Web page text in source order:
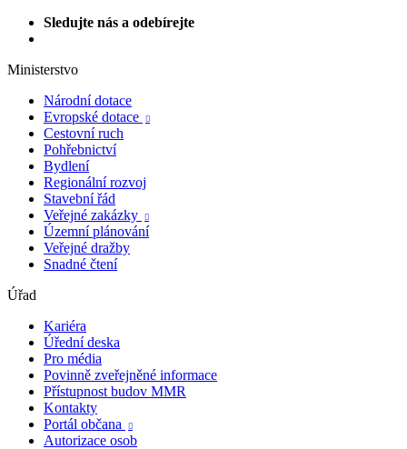
Sledujte nás a odebírejte
Ministerstvo
Národní dotace
Evropské dotace

Cestovní ruch
Pohřebnictví
Bydlení
Regionální rozvoj
Stavební řád
Veřejné zakázky

Územní plánování
Veřejné dražby
Snadné čtení
Úřad
Kariéra
Úřední deska
Pro média
Povinně zveřejněné informace
Přístupnost budov MMR
Kontakty
Portál občana

Autorizace osob